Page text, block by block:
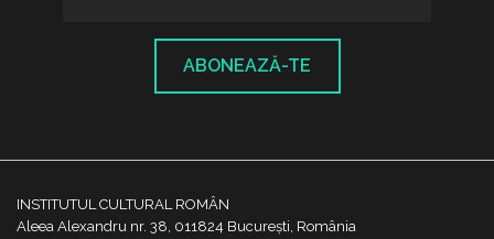
ABONEAZĂ-TE
INSTITUTUL CULTURAL ROMÂN
Aleea Alexandru nr. 38, 011824 București, România